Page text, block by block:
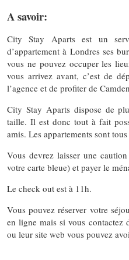
A savoir:
City Stay Aparts est un
d’appartement à Londres ses
vous ne pouvez occuper les
vous arrivez avant, c’est de
l’agence et de profiter de
City Stay Aparts dispose de
taille. Il est donc tout à fait
amis. Les appartements sont
Vous devrez laisser une
votre carte bleue) et payer le
Le check out est à 11h.
Vous pouvez réserver votre
en ligne mais si vous contactez
ou leur site web vous pouvez